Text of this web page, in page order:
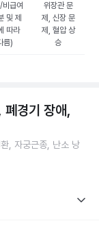
비급여
및 제
따라
름)
위장관 문
제, 신장 문
제, 혈압 상
승
폐경기 장애,
, 자궁근종, 난소 낭